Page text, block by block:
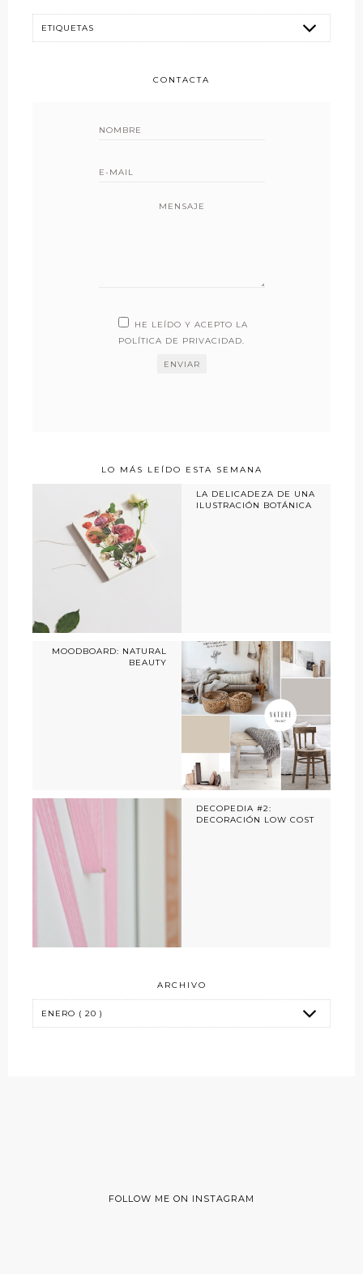
CONTACTA
MENSAJE
HE LEÍDO Y ACEPTO LA
POLÍTICA DE PRIVACIDAD.
LO MÁS LEÍDO ESTA SEMANA
LA DELICADEZA DE UNA
ILUSTRACIÓN BOTÁNICA
MOODBOARD: NATURAL
BEAUTY
DECOPEDIA #2:
DECORACIÓN LOW COST
ARCHIVO
FOLLOW ME ON INSTAGRAM